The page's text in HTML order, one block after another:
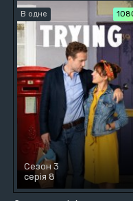
В одне
Сезон 3
серія 8